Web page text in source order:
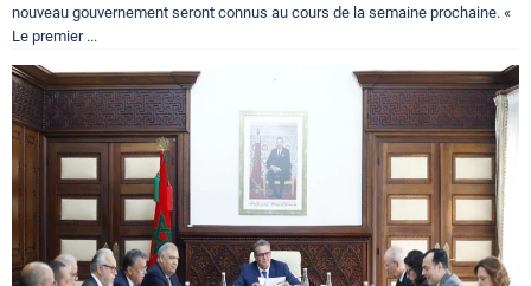
nouveau gouvernement seront connus au cours de la semaine prochaine. «
Le premier ...